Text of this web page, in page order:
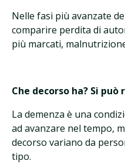
Nelle fasi più avanzate
comparire perdita di
più marcati,
Che decorso ha? Si
La demenza è una
ad avanzare nel tempo,
decorso variano da
tipo.